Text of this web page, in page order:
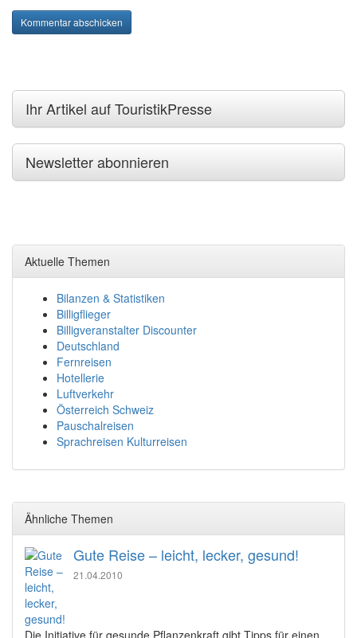
Ihr Artikel auf TouristikPresse
Newsletter abonnieren
Aktuelle Themen
Bilanzen & Statistiken
Billigflieger
Billigveranstalter Discounter
Deutschland
Fernreisen
Hotellerie
Luftverkehr
Österreich Schweiz
Pauschalreisen
Sprachreisen Kulturreisen
Ähnliche Themen
Gute Reise – leicht, lecker, gesund!
21.04.2010